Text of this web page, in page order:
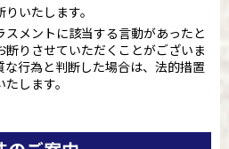
いたします。
メントに該当する言動があったと
りさせていただくことがございま
行為と判断した場合は、法的措置
します。